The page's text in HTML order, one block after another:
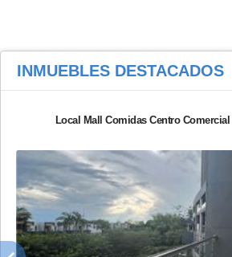
INMUEBLES DESTACADOS
Local Mall Comidas Centro